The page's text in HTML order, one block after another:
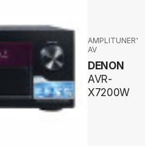
AMPLITUNERY
AV
DENON
AVR-
X7200W